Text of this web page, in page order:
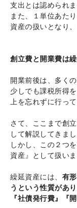
支出とは認められま
また、１単位あた
資産の扱いとなり
創立費と開業費は
開業前後は、多く
少しでも課税所得
上を忘れずに行っ
さて、ここまで創
して解説してきまし
しかし、この２つ
資産』として扱いま
繰延資産には、 有
うという性質があ
『社債発行費』『